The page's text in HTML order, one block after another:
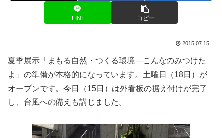
LINE コピー
2015.07.15
夏季展示「まもる自然・つくる環境―こんなのみつけた
よ」の準備が本格的になっています。土曜日（18日）が
オープンです。今日（15日）は外看板の据え付けが完了
し、台風への備えも講じました。